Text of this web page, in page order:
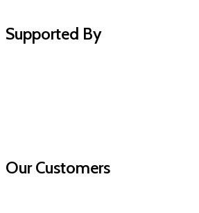
Supported By
Our Customers